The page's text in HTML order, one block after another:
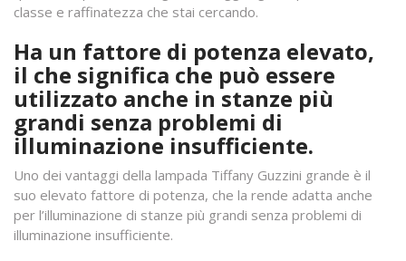
classe e raffinatezza che stai cercando.
Ha un fattore di potenza elevato,
il che significa che può essere
utilizzato anche in stanze più
grandi senza problemi di
illuminazione insufficiente.
Uno dei vantaggi della lampada Tiffany Guzzini grande è il
suo elevato fattore di potenza, che la rende adatta anche
per l’illuminazione di stanze più grandi senza problemi di
illuminazione insufficiente.